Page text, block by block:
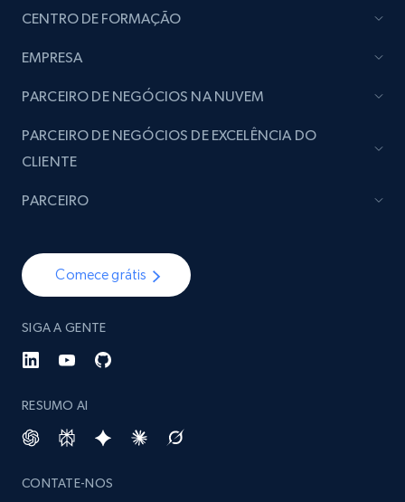
CENTRO DE FORMAÇÃO
EMPRESA
Comece grátis
SIGA A GENTE
RESUMO AI
CONTATE-NOS
PARCEIRO DE NEGÓCIOS NA NUVEM
PARCEIRO DE NEGÓCIOS DE EXCELÊNCIA DO
CLIENTE
PARCEIRO